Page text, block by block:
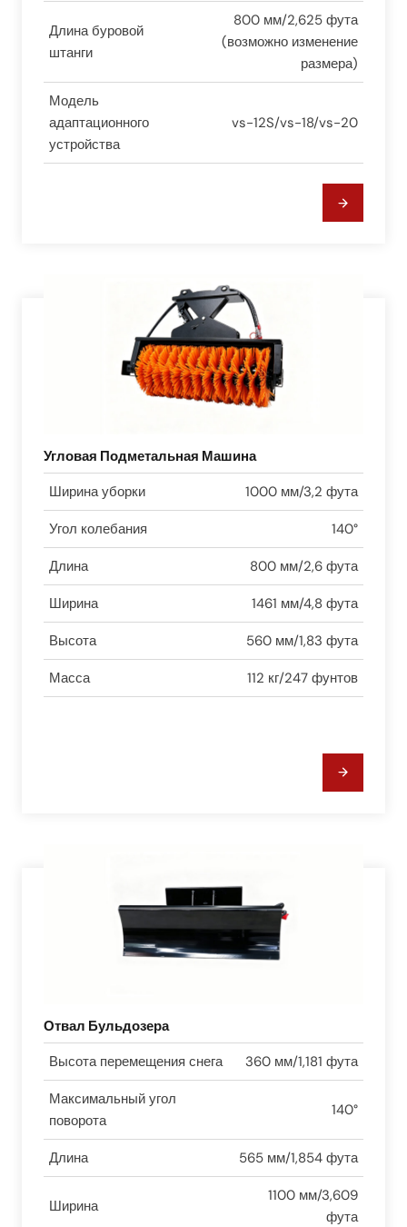
Длина буровой
штанги
800 мм/2,625 фута
(возможно изменение
размера)
Модель
адаптационного
устройства
vs-12S/vs-18/vs-20
Угловая Подметальная Машина
Ширина уборки 1000 мм/3,2 фута
Угол колебания 140°
Длина 800 мм/2,6 фута
Ширина 1461 мм/4,8 фута
Высота 560 мм/1,83 фута
Масса 112 кг/247 фунтов
Отвал Бульдозера
Высота перемещения снега 360 мм/1,181 фута
Максимальный угол
поворота
140°
Длина 565 мм/1,854 фута
Ширина
1100 мм/3,609
фута